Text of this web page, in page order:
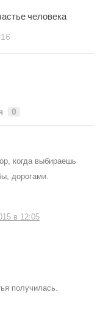
человека
0
когда выбираешь
дорогами.
в 12:05
получилась.